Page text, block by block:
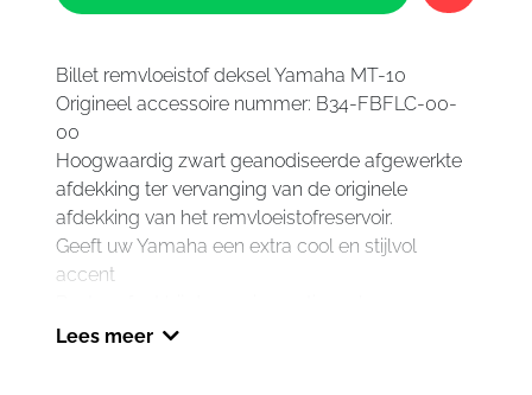
Billet remvloeistof deksel Yamaha MT-10
Origineel accessoire nummer: B34-FBFLC-00-
00
Hoogwaardig zwart geanodiseerde afgewerkte
afdekking ter vervanging van de originele
afdekking van het remvloeistofreservoir.
Geeft uw Yamaha een extra cool en stijlvol
accent
geanodiseerde billet onderdelen in ons
Lees meer